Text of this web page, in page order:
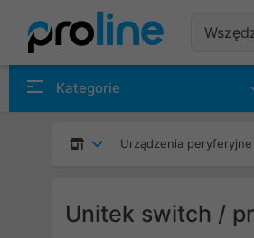
Kategorie
Urządzenia peryferyjne
Unitek switch /